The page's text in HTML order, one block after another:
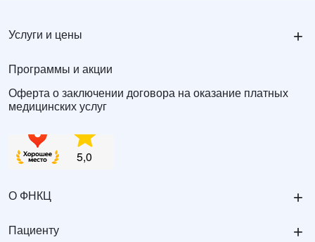
Услуги и цены +
Программы и акции
Оферта о заключении договора на оказание платных
медицинских услуг
О ФНКЦ +
Пациенту +